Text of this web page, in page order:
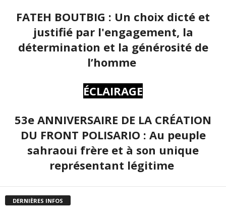
FATEH BOUTBIG : Un choix dicté et
justifié par l'engagement, la
détermination et la générosité de
l’homme
ÉCLAIRAGE
53e ANNIVERSAIRE DE LA CRÉATION
DU FRONT POLISARIO : Au peuple
sahraoui frère et à son unique
représentant légitime
DERNIÈRES INFOS